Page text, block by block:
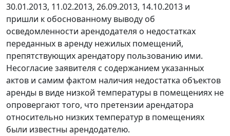
30.01.2013, 11.02.2013, 26.09.2013, 14.10.2013 и
пришли к обоснованному выводу об
осведомленности арендодателя о недостатках
переданных в аренду нежилых помещений,
препятствующих арендатору пользованию ими.
Несогласие заявителя с содержанием указанных
актов и самим фактом наличия недостатка объектов
аренды в виде низкой температуры в помещениях не
опровергают того, что претензии арендатора
относительно низких температур в помещениях
были известны арендодателю.